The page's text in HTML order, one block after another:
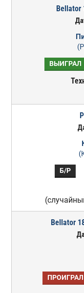
Bellator
ВЫИГРАЛ
Б/Р
Bellator
ПРОИГРАЛ